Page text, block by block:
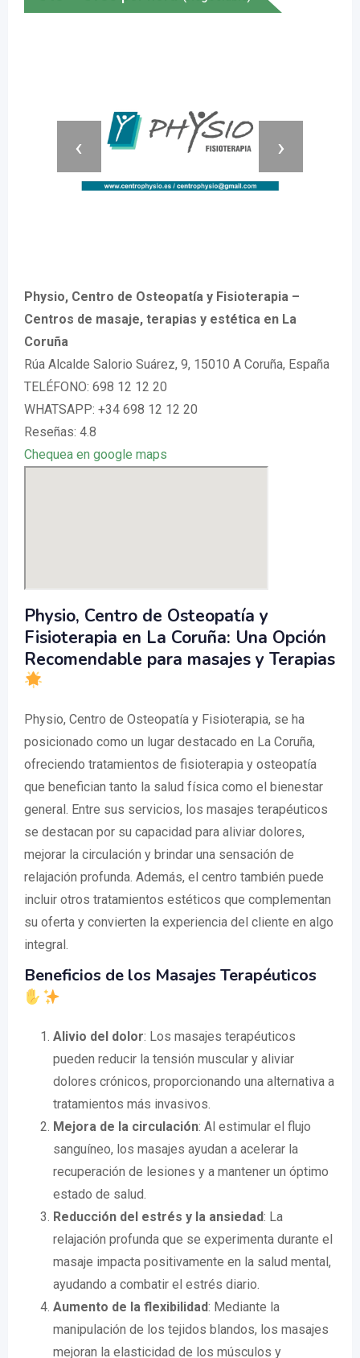
‹ ›
Physio, Centro de Osteopatía y Fisioterapia –
Centros de masaje, terapias y estética en La
Coruña
Rúa Alcalde Salorio Suárez, 9, 15010 A Coruña, España
TELÉFONO: 698 12 12 20
WHATSAPP: +34 698 12 12 20
Reseñas: 4.8
Chequea en google maps
Physio, Centro de Osteopatía y
Fisioterapia en La Coruña: Una Opción
Recomendable para masajes y Terapias
Physio, Centro de Osteopatía y Fisioterapia, se ha
posicionado como un lugar destacado en La Coruña,
ofreciendo tratamientos de fisioterapia y osteopatía
que benefician tanto la salud física como el bienestar
general. Entre sus servicios, los masajes terapéuticos
se destacan por su capacidad para aliviar dolores,
mejorar la circulación y brindar una sensación de
relajación profunda. Además, el centro también puede
incluir otros tratamientos estéticos que complementan
su oferta y convierten la experiencia del cliente en algo
integral.
Beneficios de los Masajes Terapéuticos
Alivio del dolor: Los masajes terapéuticos
pueden reducir la tensión muscular y aliviar
dolores crónicos, proporcionando una alternativa a
tratamientos más invasivos.
Mejora de la circulación: Al estimular el flujo
sanguíneo, los masajes ayudan a acelerar la
recuperación de lesiones y a mantener un óptimo
estado de salud.
Reducción del estrés y la ansiedad: La
relajación profunda que se experimenta durante el
masaje impacta positivamente en la salud mental,
ayudando a combatir el estrés diario.
Aumento de la flexibilidad: Mediante la
manipulación de los tejidos blandos, los masajes
mejoran la elasticidad de los músculos y